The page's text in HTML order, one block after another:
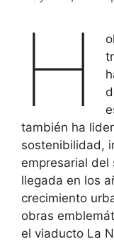
H
también ha
sostenibilidad,
empresarial del
llegada en los
crecimiento
obras
el viaducto La